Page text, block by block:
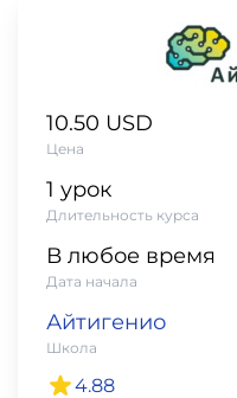
10.50 USD
Цена
1 урок
Длительность курса
В любое время
Дата начала
Айтигенио
Школа
4.88
аудио
Маркетинг
язык
Для
Красота,